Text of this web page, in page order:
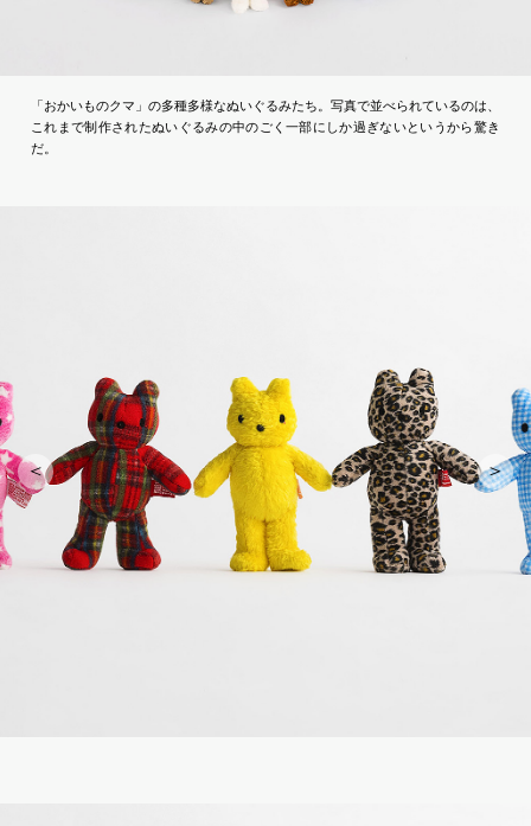
「おかいものクマ」の多種多様なぬいぐるみたち。写真で並べられているのは、
これまで制作されたぬいぐるみの中のごく一部にしか過ぎないというから驚き
だ。